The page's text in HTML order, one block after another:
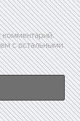
комментарий.
с остальными.